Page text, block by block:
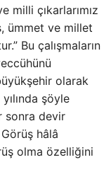
milli çıkarlarımız
ümmet ve millet
Bu çalışmaların
olarak
şöyle
sonra devir
hâlâ
olma özelliğini